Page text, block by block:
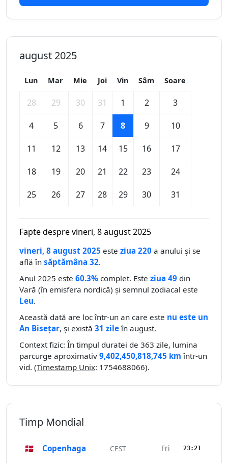
august 2025
Lun Mar Mie Joi Vin Sâm Soare
28 29 30 31 1 2 3
4 5 6 7 8 9 10
11 12 13 14 15 16 17
18 19 20 21 22 23 24
25 26 27 28 29 30 31
Fapte despre vineri, 8 august 2025
vineri, 8 august 2025 este ziua 220 a anului și se
află în săptămâna 32.
Anul 2025 este 60.3% complet. Este ziua 49 din
Vară (în emisfera nordică) și semnul zodiacal este
Leu.
Această dată are loc într-un an care este nu este un
An Bisețar, și există 31 zileîn august.
Context fizic: În timpul duratei de 363 zile, lumina
parcurge aproximativ 9,402,450,818,745 km într-un
vid. (Timestamp Unix: 1754688066).
Timp Mondial
🇩🇰 Copenhaga CEST Fri 23:21